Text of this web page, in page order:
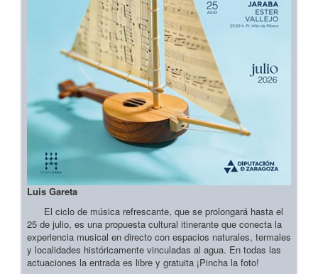
Luis Gareta
El ciclo de música refrescante, que se prolongará hasta el
25 de julio, es una propuesta cultural itinerante que conecta la
experiencia musical en directo con espacios naturales, termales
y localidades históricamente vinculadas al agua. En todas las
actuaciones la entrada es libre y gratuita ¡Pincha la foto!